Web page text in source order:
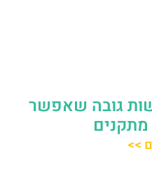
גובה שאפשר
>>